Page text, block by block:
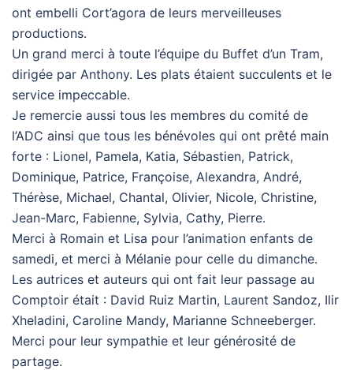
ont embelli Cort’agora de leurs merveilleuses
productions.
Un grand merci à toute l’équipe du Buffet d’un Tram,
dirigée par Anthony. Les plats étaient succulents et le
service impeccable.
Je remercie aussi tous les membres du comité de
l’ADC ainsi que tous les bénévoles qui ont prêté main
forte : Lionel, Pamela, Katia, Sébastien, Patrick,
Dominique, Patrice, Françoise, Alexandra, André,
Thérèse, Michael, Chantal, Olivier, Nicole, Christine,
Jean-Marc, Fabienne, Sylvia, Cathy, Pierre.
Merci à Romain et Lisa pour l’animation enfants de
samedi, et merci à Mélanie pour celle du dimanche.
Les autrices et auteurs qui ont fait leur passage au
Comptoir était : David Ruiz Martin, Laurent Sandoz, Ilir
Xheladini, Caroline Mandy, Marianne Schneeberger.
Merci pour leur sympathie et leur générosité de
partage.